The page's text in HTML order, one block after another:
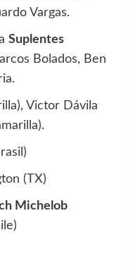
Vargas.
Suplentes
Bolados, Ben
Victor Dávila
(TX)
Michelob